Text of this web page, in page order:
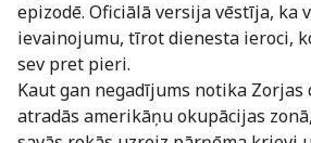
epizodē. Oficiālā versija vēstīja, ka
ievainojumu, tīrot dienesta ieroci,
sev pret pieri.
Kaut gan negadījums notika Zorjas
atradās amerikāņu okupācijas